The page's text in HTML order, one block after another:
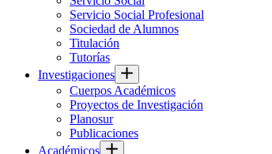
Servicio Social Profesional
Sociedad de Alumnos
Titulación
Tutorías
Investigaciones
Cuerpos Académicos
Proyectos de Investigación
Planosur
Publicaciones
Académicos